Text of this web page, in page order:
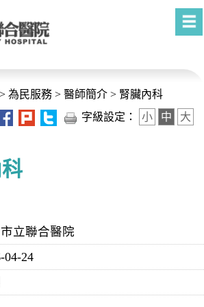
> 為民服務 > 醫師簡介 > 腎臟內科
字級設定：
小 中 大
立聯合醫院
04-24